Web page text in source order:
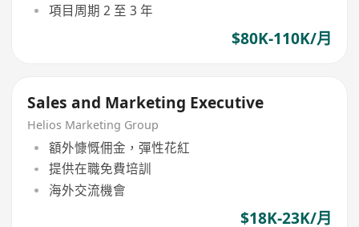
項目周期 2 至 3 年
$80K-110K/月
Sales and Marketing Executive
Helios Marketing Group
額外慷慨佣金，彈性花紅
提供在職免費培訓
海外交流機會
$18K-23K/月